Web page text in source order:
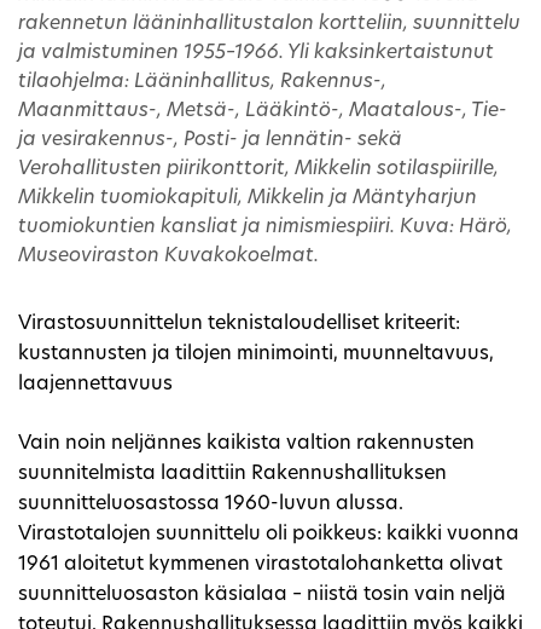
rakennetun lääninhallitustalon kortteliin, suunnittelu
ja valmistuminen 1955–1966. Yli kaksinkertaistunut
tilaohjelma: Lääninhallitus, Rakennus-,
Maanmittaus-, Metsä-, Lääkintö-, Maatalous-, Tie-
ja vesirakennus-, Posti- ja lennätin- sekä
Verohallitusten piirikonttorit, Mikkelin sotilaspiirille,
Mikkelin tuomiokapituli, Mikkelin ja Mäntyharjun
tuomiokuntien kansliat ja nimismiespiiri. Kuva: Härö,
Museoviraston Kuvakokoelmat.
Virastosuunnittelun teknistaloudelliset kriteerit:
kustannusten ja tilojen minimointi, muunneltavuus,
laajennettavuus
Vain noin neljännes kaikista valtion rakennusten
suunnitelmista laadittiin Rakennushallituksen
suunnitteluosastossa 1960-luvun alussa.
Virastotalojen suunnittelu oli poikkeus: kaikki vuonna
1961 aloitetut kymmenen virastotalohanketta olivat
suunnitteluosaston käsialaa – niistä tosin vain neljä